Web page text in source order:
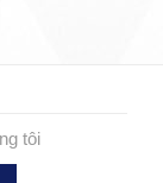
tôi